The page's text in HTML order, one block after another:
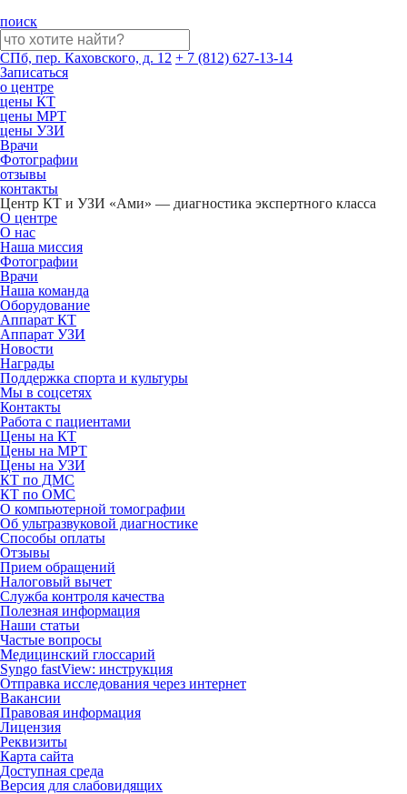
поиск
СПб, пер. Каховского, д. 12 + 7 (812) 627-13-14
Записаться
о центре
цены КТ
цены МРТ
цены УЗИ
Врачи
Фотографии
отзывы
контакты
Центр КТ и УЗИ «Ами» — диагностика экспертного класса
О центре
О нас
Наша миссия
Фотографии
Врачи
Наша команда
Оборудование
Аппарат КТ
Аппарат УЗИ
Новости
Награды
Поддержка спорта и культуры
Мы в соцсетях
Контакты
Работа с пациентами
Цены на КТ
Цены на МРТ
Цены на УЗИ
КТ по ДМС
КТ по ОМС
О компьютерной томографии
Об ультразвуковой диагностике
Способы оплаты
Отзывы
Прием обращений
Налоговый вычет
Служба контроля качества
Полезная информация
Наши статьи
Частые вопросы
Медицинский глоссарий
Syngo fastView: инструкция
Отправка исследования через интернет
Вакансии
Правовая информация
Лицензия
Реквизиты
Карта сайта
Доступная среда
Версия для слабовидящих